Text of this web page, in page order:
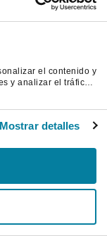
el contenido y
y analizar el tráfico.
uso que haya
Mostrar detalles